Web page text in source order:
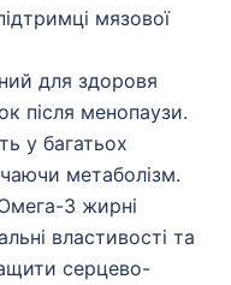
мязової
для здоровя
після менопаузи.
у багатьох
метаболізм.
3 жирні
властивості та
серцево-